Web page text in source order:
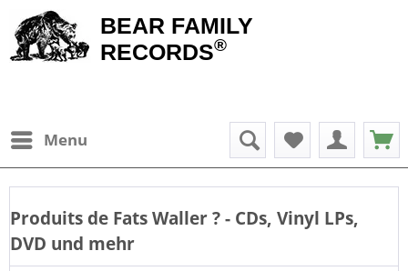
BEAR FAMILY
RECORDS®
Menu
Produits de Fats Waller? - CDs, Vinyl LPs,
DVD und mehr